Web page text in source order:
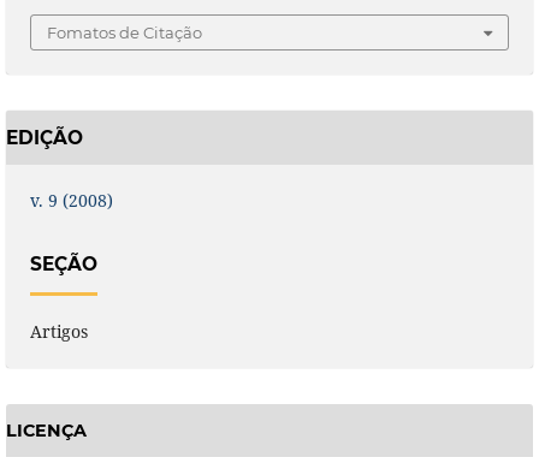
Fomatos de Citação
EDIÇÃO
v. 9 (2008)
SEÇÃO
Artigos
LICENÇA